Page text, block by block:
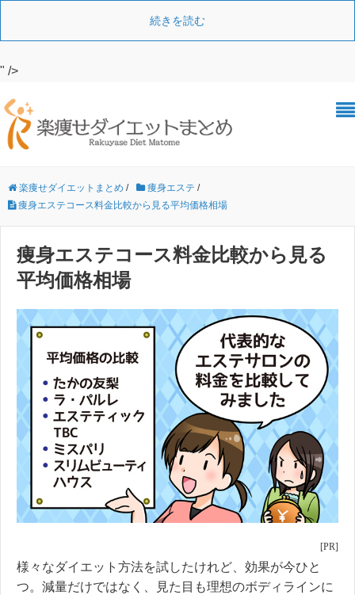
続きを読む
" />
楽痩せダイエットまとめ / 痩身エステ /
痩身エステコース料金比較から見る平均価格相場
痩身エステコース料金比較から見る
平均価格相場
様々なダイエット方法を試したけれど、効果が今ひと
つ。減量だけではなく、見た目も理想のボディラインに